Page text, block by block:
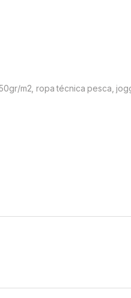
m2, ropa técnica pesca,